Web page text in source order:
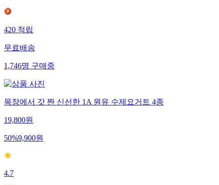
420 적립
무료배송
1,746명 구매중
목장에서 갓 짠 신선한 1A 원유 수제요거트 4종
19,800원
50%9,900원
4.7